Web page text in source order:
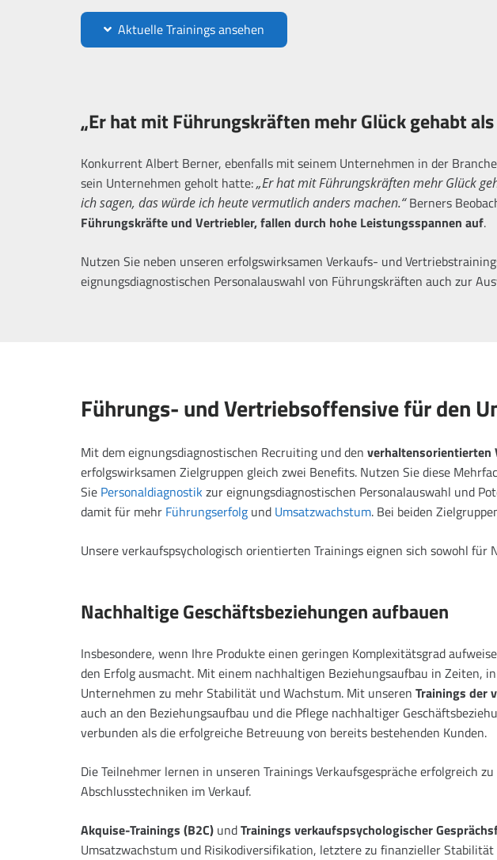
Aktuelle Trainings ansehen
„Er hat mit Führungskräften mehr Glück gehabt
Konkurrent Albert Berner, ebenfalls mit seinem Unternehmen in der
sein Unternehmen geholt hatte:„Er hat mit Führungskräften mehr Glück
ich sagen, das würde ich heute vermutlich anders machen.“Berners
Führungskräfte und Vertriebler, fallen durch hohe Leistungsspannen auf.
Nutzen Sie neben unseren erfolgswirksamen Verkaufs- und
eignungsdiagnostischen Personalauswahl von Führungskräften auch zur
Führungs- und Vertriebsoffensive für den
Mit dem eignungsdiagnostischen Recruiting und den
erfolgswirksamen Zielgruppen gleich zwei Benefits. Nutzen Sie diese
Sie Personaldiagnostikzur eignungsdiagnostischen Personalauswahl und
damit für mehr Führungserfolg und Umsatzwachstum. Bei beiden
Unsere verkaufspsychologisch orientierten Trainings eignen sich sowohl
Nachhaltige Geschäftsbeziehungen aufbauen
Insbesondere, wenn Ihre Produkte einen geringen Komplexitätsgrad
den Erfolg ausmacht. Mit einem nachhaltigen Beziehungsaufbau in
Unternehmen zu mehr Stabilität und Wachstum. Mit unseren Trainings der
auch an den Beziehungsaufbau und die Pflege nachhaltiger
verbunden als die erfolgreiche Betreuung von bereits bestehenden Kunden.
Die Teilnehmer lernen in unseren Trainings Verkaufsgespräche erfolgreich
Abschlusstechniken im Verkauf.
Akquise-Trainings (B2C) undTrainings verkaufspsychologischer
Umsatzwachstum und Risikodiversifikation, letztere zu finanzieller